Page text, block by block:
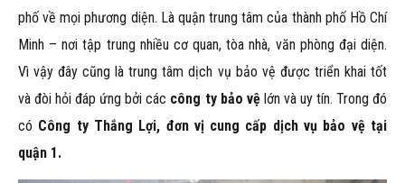
phố về mọi phương diện. Là quận trung tâm của thành phố Hồ Chí
Minh – nơi tập trung nhiều cơ quan, tòa nhà, văn phòng đại diện.
Vì vậy đây cũng là trung tâm dịch vụ bảo vệ được triển khai tốt
và đòi hỏi đáp ứng bởi các công ty bảo vệ lớn và uy tín. Trong đó
có Công ty Thắng Lợi, đơn vị cung cấp dịch vụ bảo vệ tại
quận 1.